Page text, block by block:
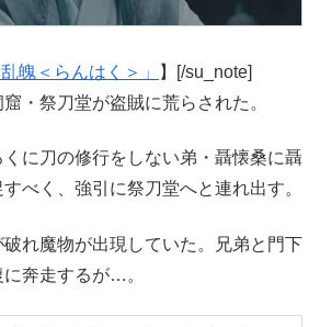
魄＜らんはく＞」
】[/su_note]
・祭刀堂が盗賊に荒らされた。
に刀の修行をしない弟・聶懐桑に聶
べく、強引に祭刀堂へと連れ出す。
れ魔物が出現していた。兄弟と門下
奔走するが…。